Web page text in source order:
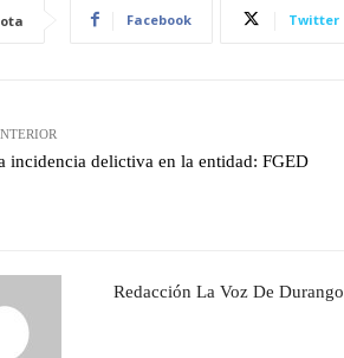
Facebook Twitter
incidencia delictiva en la entidad: FGED
Redacción La Voz De Durango